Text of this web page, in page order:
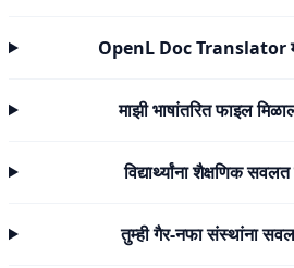
OpenL Doc Translator
माझी भाषांतरित फाइल
विद्यार्थ्यांना शैक्षणिक
तुम्ही गैर-नफा संस्थांना